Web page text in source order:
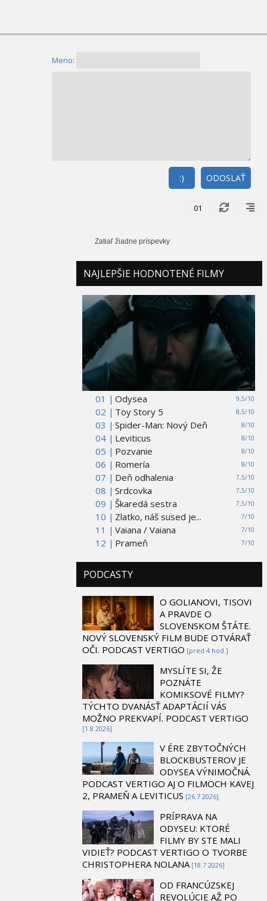
Meno:
ODOSLAŤ
:)
01
Zatiaľ žiadne príspevky
NAJLEPŠIE HODNOTENÉ FILMY
01 | 9,5/10
Odysea
02 |
8,5/10
Toy Story 5
03 |
8/10
Spider-Man: Nový Deň
04 |
8/10
Leviticus
05 |
8/10
Pozvanie
06 |
8/10
Romería
07 |
7,5/10
Deň odhalenia
08 |
7,5/10
Srdcovka
09 |
7,5/10
Škaredá sestra
10 |
7/10
Zlatko, náš sused je...
11 |
7/10
Vaiana / Vaiana
12 |
7/10
Prameň
PODCASTY
O GOLIANOVI, TISOVI
A PRAVDE O
SLOVENSKOM ŠTÁTE.
NOVÝ SLOVENSKÝ FILM BUDE OTVÁRAŤ
OČI. PODCAST VERTIGO [pred 4 hod.]
MYSLÍTE SI, ŽE
POZNÁTE
KOMIKSOVÉ FILMY?
TÝCHTO DVANÁSŤ ADAPTÁCIÍ VÁS
MOŽNO PREKVAPÍ. PODCAST VERTIGO
[1.8 2026]
V ÉRE ZBYTOČNÝCH
BLOCKBUSTEROV JE
ODYSEA VÝNIMOČNÁ.
PODCAST VERTIGO AJ O FILMOCH KAVEJ
2, PRAMEŇ A LEVITICUS [26.7 2026]
PRÍPRAVA NA
ODYSEU: KTORÉ
FILMY BY STE MALI
VIDIEŤ? PODCAST VERTIGO O TVORBE
CHRISTOPHERA NOLANA [18.7 2026]
OD FRANCÚZSKEJ
REVOLÚCIE AŽ PO